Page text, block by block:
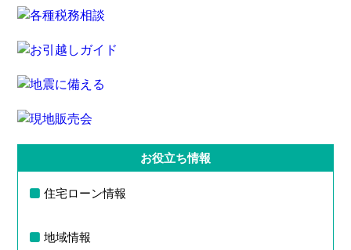
お役立ち情報
住宅ローン情報
地域情報